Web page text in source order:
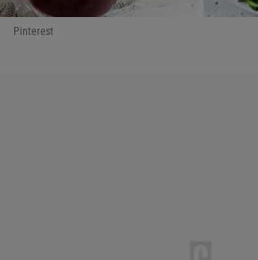
Pinterest